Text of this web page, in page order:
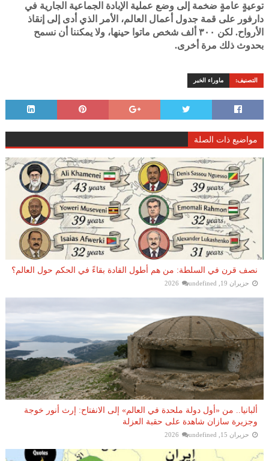
توعيةٍ عامةٍ ضخمة إلى وضع عملية الإبادة الجماعية الجارية في
دارفور على قمة جدول أعمال العالم، الأمر الذي أدى إلى إنقاذ
الأرواح. لكن ٣٠٠ ألف شخص ماتوا حينها، ولا يمكننا أن نسمح
بحدوث ذلك مرة أخرى.
التصنيف: ماوراء الخبر
مواضيع ذات الصلة
نصف قرن في السلطة: من هم أطول القادة بقاءً في الحكم حول العالم؟
حزيران 19, 2026 undefined
ألبانيا.. من «أول دولة ملحدة في العالم» إلى الانفتاح: إرث أنور خوجة
وجزيرة سازان شاهدة على حقبة العزلة
حزيران 15, 2026 undefined